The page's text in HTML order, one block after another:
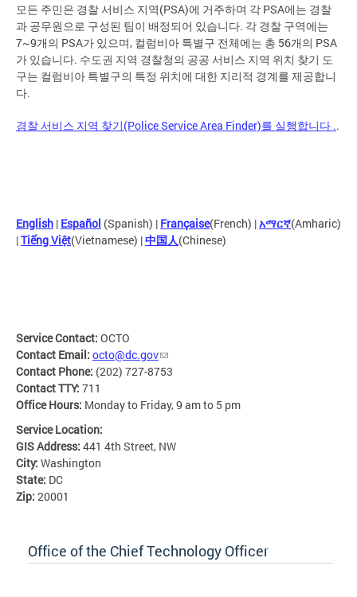
모든 주민은 경찰 서비스 지역(PSA)에 거주하며 각 PSA에는 경찰
과 공무원으로 구성된 팀이 배정되어 있습니다. 각 경찰 구역에는
7~9개의 PSA가 있으며, 컬럼비아 특별구 전체에는 총 56개의 PSA
가 있습니다. 수도권 지역 경찰청의 공공 서비스 지역 위치 찾기 도
구는 컬럼비아 특별구의 특정 위치에 대한 지리적 경계를 제공합니
다.
경찰 서비스 지역 찾기(Police Service Area Finder)를 실행합니다 ..
English | Español (Spanish) | Française(French) |አማርኛ(Amharic)
|Tiếng Việt(Vietnamese) |中国人(Chinese)
Service Contact: OCTO
Contact Email: octo@dc.gov
Contact Phone: (202) 727-8753
Contact TTY: 711
Office Hours: Monday to Friday, 9 am to 5 pm
Service Location:
GIS Address: 441 4th Street, NW
City: Washington
State: DC
Zip: 20001
Office of the Chief Technology Officer